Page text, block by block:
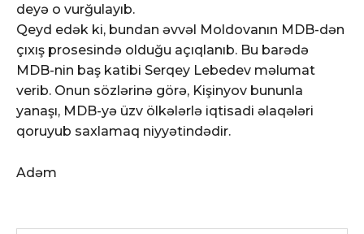
deyə o vurğulayıb.
Qeyd edək ki, bundan əvvəl Moldovanın MDB-dən
çıxış prosesində olduğu açıqlanıb. Bu barədə
MDB-nin baş katibi Serqey Lebedev məlumat
verib. Onun sözlərinə görə, Kişinyov bununla
yanaşı, MDB-yə üzv ölkələrlə iqtisadi əlaqələri
qoruyub saxlamaq niyyətindədir.
Adəm